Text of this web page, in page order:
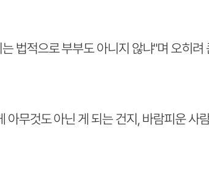
법적으로 부부도 아니지 않냐"며 오히
무것도 아닌 게 되는 건지, 바람피운 사